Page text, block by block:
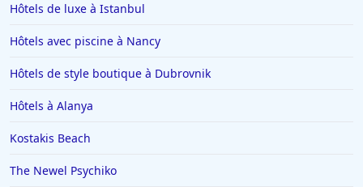
Hôtels de luxe à Istanbul
Hôtels avec piscine à Nancy
Hôtels de style boutique à Dubrovnik
Hôtels à Alanya
Kostakis Beach
The Newel Psychiko